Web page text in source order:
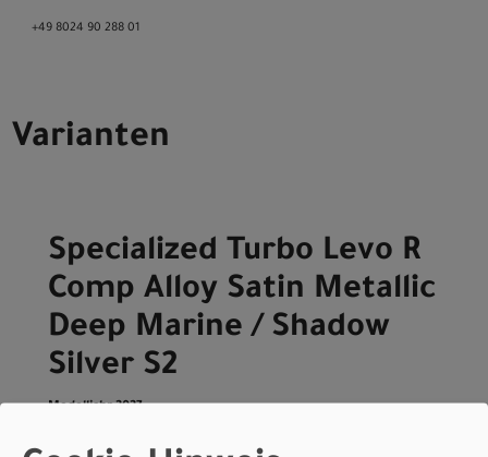
+49 8024 90 288 01
Varianten
Specialized Turbo Levo R
Comp Alloy Satin Metallic
Deep Marine / Shadow
Silver S2
Modelljahr 2027